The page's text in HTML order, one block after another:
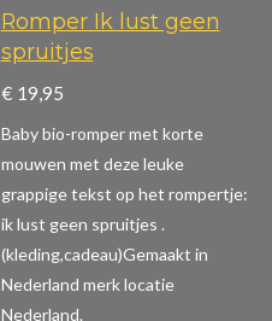
Romper Ik lust geen
spruitjes
€ 19,95
Baby bio-romper met korte
mouwen met deze leuke
grappige tekst op het rompertje:
ik lust geen spruitjes .
(kleding,cadeau)Gemaakt in
Nederland merk locatie
Nederland.